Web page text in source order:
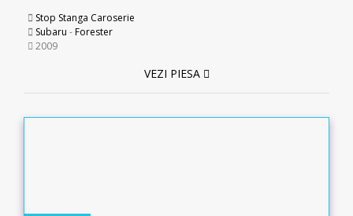
Stop Stanga Caroserie
Subaru -Forester
2009
VEZI PIESA